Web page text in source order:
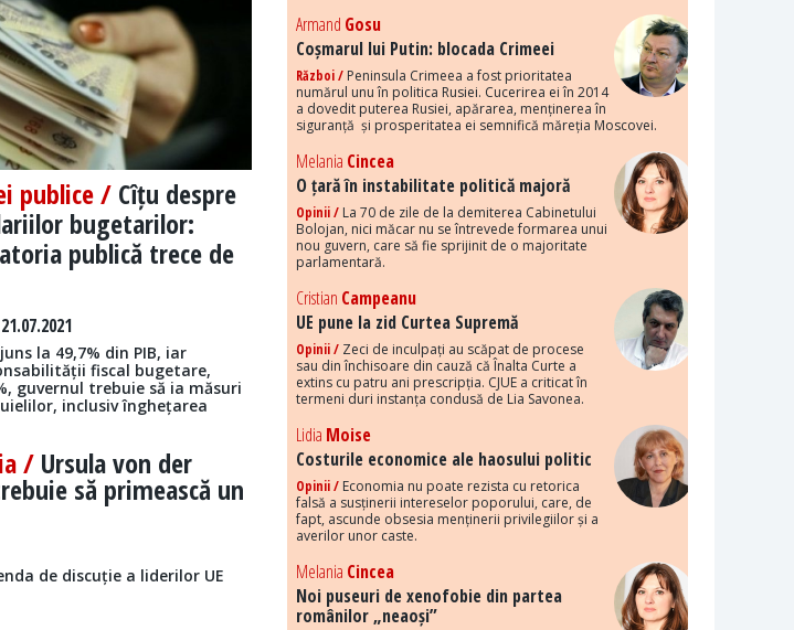
publice / Cîțu despre
bugetarilor:
publică trece de
la 49,7% din PIB, iar
fiscal bugetare,
guvernul trebuie să ia măsuri
inclusiv înghețarea
/ Ursula von der
să primească un
de discuție a liderilor UE
Armand Gosu
Coșmarul lui Putin: blocada Crimeei
Război / Peninsula Crimeea a fost prioritatea
numărul unu în politica Rusiei. Cucerirea ei în 2014
a dovedit puterea Rusiei, apărarea, menținerea în
siguranță și prosperitatea ei semnifică măreția Moscovei.
Melania Cincea
O țară în instabilitate politică majoră
Opinii / La 70 de zile de la demiterea Cabinetului
Bolojan, nici măcar nu se întrevede formarea unui
nou guvern, care să fie sprijinit de o majoritate
parlamentară.
Cristian Campeanu
UE pune la zid Curtea Supremă
Opinii / Zeci de inculpați au scăpat de procese
sau din închisoare din cauză că Înalta Curte a
extins cu patru ani prescripția. CJUE a criticat în
termeni duri instanța condusă de Lia Savonea.
Lidia Moise
Costurile economice ale haosului politic
Opinii / Economia nu poate rezista cu retorica
falsă a susținerii intereselor poporului, care, de
fapt, ascunde obsesia menținerii privilegiilor și a
averilor unor caste.
Melania Cincea
Noi puseuri de xenofobie din partea
românilor „neaoși”